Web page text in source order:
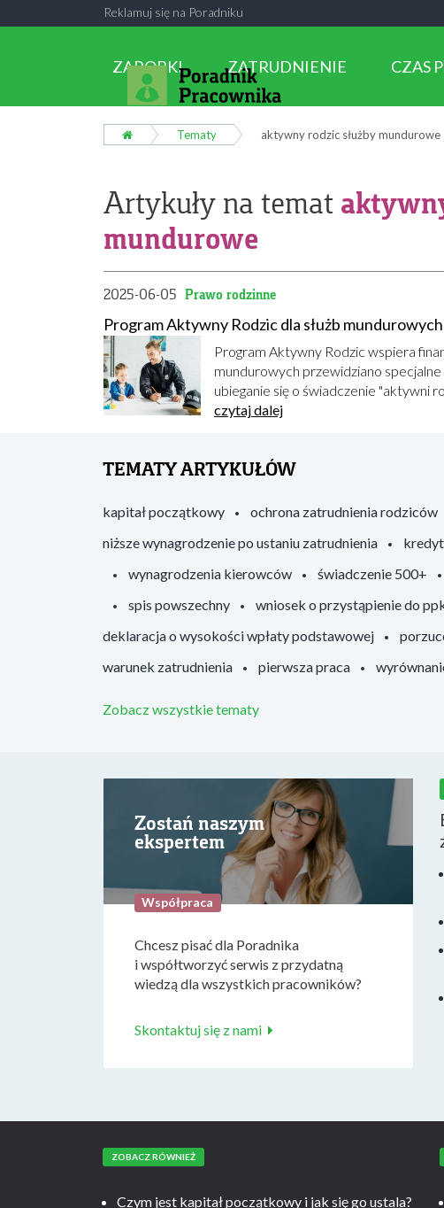
Reklamuj się na Poradniku
ZAROBKI ZATRUDNIENIE CZAS
Tematy aktywny rodzic służby mundurowe
Artykuły na temat
mundurowe
2025-06-05 Prawo rodzinne
Program Aktywny Rodzic dla służb mundurowych
Program Aktywny Rodzic wspiera
mundurowych przewidziano
ubieganie się o świadczenie "aktywni
czytaj dalej
TEMATY ARTYKUŁÓW
kapitał początkowy ochrona zatrudnienia rodziców
niższe wynagrodzenie po ustaniu zatrudnienia
wynagrodzenia kierowców
świadczenie 500+
spis powszechny
wniosek o przystąpienie do
deklaracja o wysokości wpłaty podstawowej
warunek zatrudnienia
pierwsza praca
Zobacz wszystkie tematy
Zostań naszym
ekspertem
Współpraca
Chcesz pisać dla Poradnika
i współtworzyć serwis z przydatną
wiedzą dla wszystkich pracowników?
Skontaktuj się z nami
ZOBACZ RÓWNIEŻ
Czym jest kapitał początkowy i jak się go ustala?